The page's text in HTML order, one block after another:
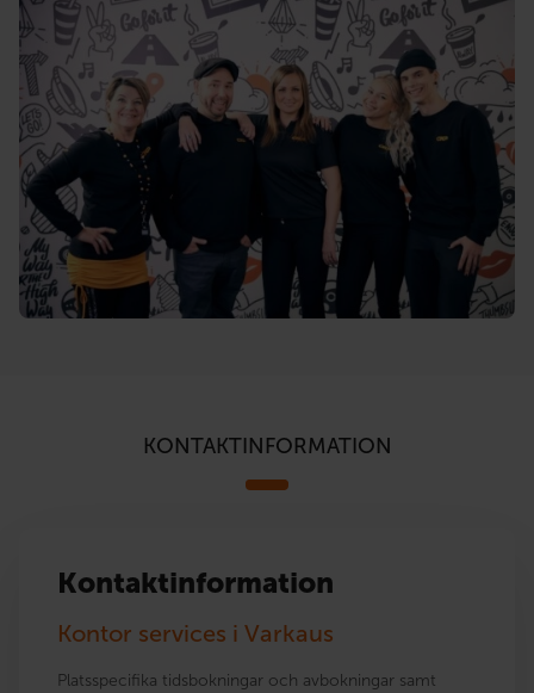
KONTAKTINFORMATION
Kontaktinformation
Kontor services i Varkaus
Platsspecifika tidsbokningar och avbokningar samt